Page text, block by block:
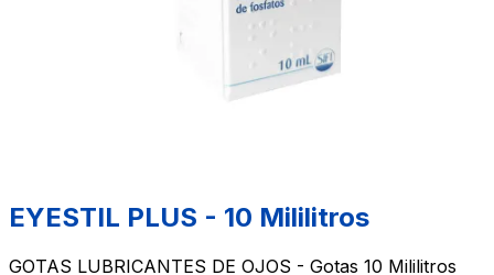
EYESTIL PLUS - 10 Mililitros
GOTAS LUBRICANTES DE OJOS - Gotas 10 Mililitros